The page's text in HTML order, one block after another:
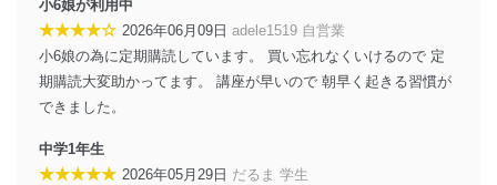
小6娘が利用中
★★★★☆ 2026年06月09日 adele1519 自営業
小6娘の為に定期購読しています。 買い忘れなくいけるので 定
期購読大変助かってます。 講座が早いので 朝早く起きる習慣が
できました。
中学1年生
★★★★★ 2026年05月29日 だるま 学生